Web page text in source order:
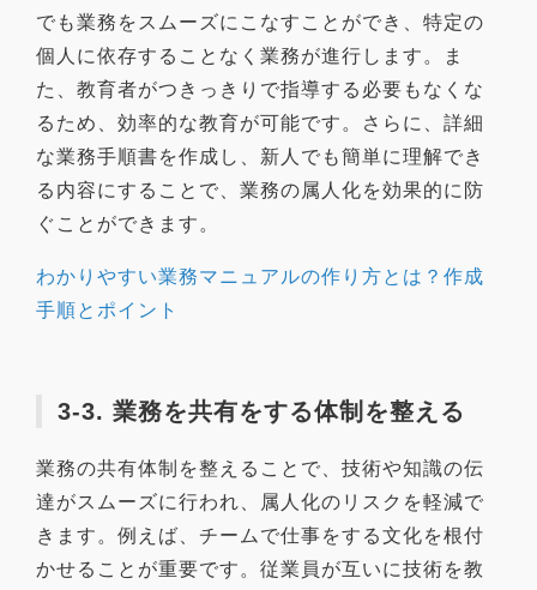
でも業務をスムーズにこなすことができ、特定の
個人に依存することなく業務が進行します。ま
た、教育者がつきっきりで指導する必要もなくな
るため、効率的な教育が可能です。さらに、詳細
な業務手順書を作成し、新人でも簡単に理解でき
る内容にすることで、業務の属人化を効果的に防
ぐことができます。
わかりやすい業務マニュアルの作り方とは？作成
手順とポイント
3-3. 業務を共有をする体制を整える
業務の共有体制を整えることで、技術や知識の伝
達がスムーズに行われ、属人化のリスクを軽減で
きます。例えば、チームで仕事をする文化を根付
かせることが重要です。従業員が互いに技術を教